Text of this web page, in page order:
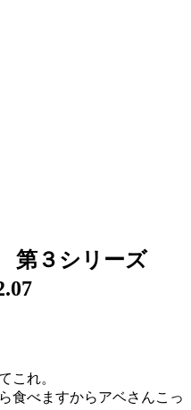
３シリーズ
これ。
食べますからアベさんこっ